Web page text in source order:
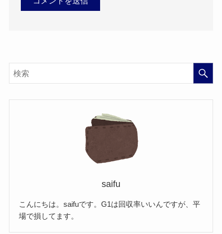
saifu
こんにちは。saifuです。G1は回収率いいんですが、平
場で損してます。